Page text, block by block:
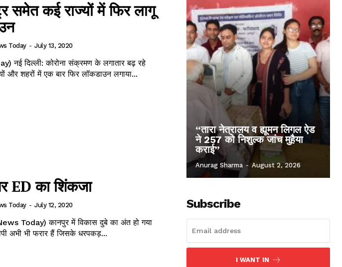
समेत कई राज्यों में फिर लागू
Today - July 13, 2020
नई दिल्ली: कोरोना संक्रमण के लगातार बढ़ रहे
और शहरों में एक बार फिर लॉकडाउन लगाया...
ED का शिंकजा
Today - July 12, 2020
Today) कानपुर में विकास दुबे का अंत हो गया
अभी भी फरार हैं जिसके धरपकड़...
“तारा नेत्रालय व ह्यूमन लिगल ऐड
ने 257 को निशुल्क जांच मुहैया
कराई”
Anurag Sharma - August 2, 2026
Subscribe
I WANT IN